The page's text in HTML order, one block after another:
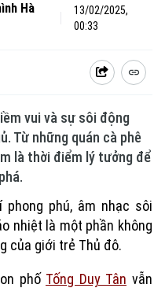
Hà
13/02/2025,
00:33
vui và sự sôi động
Từ những quán cà phê
là thời điểm lý tưởng để
phú, âm nhạc sôi
nhiệt là một phần không
của giới trẻ Thủ đô.
phố Tống Duy Tân vẫn